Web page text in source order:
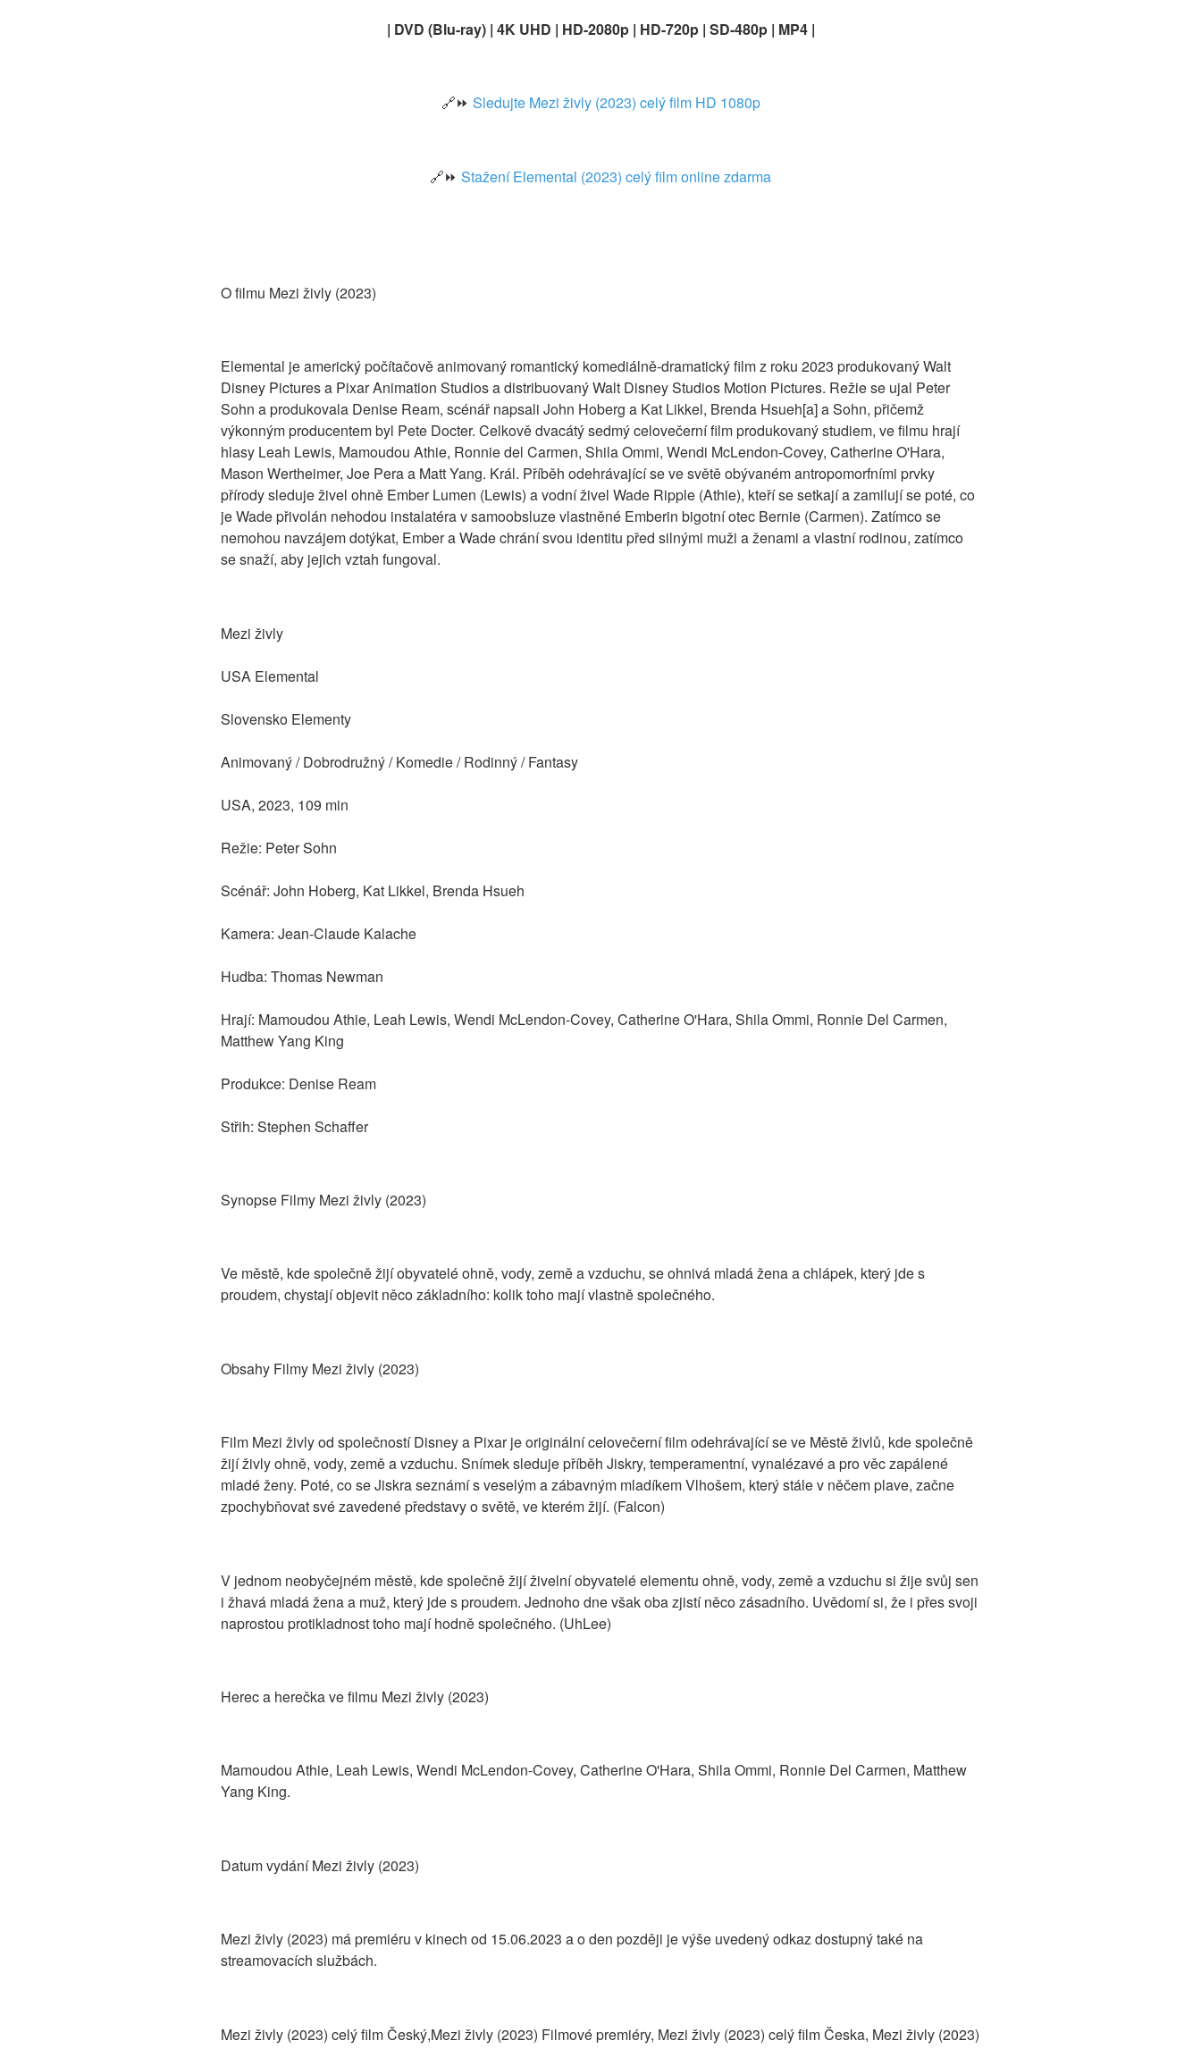
| DVD (Blu-ray) | 4K UHD | HD-2080p | HD-720p | SD-480p | MP4 |
🔗⏩ Sledujte Mezi živly (2023) celý film HD 1080p
🔗⏩ Stažení Elemental (2023) celý film online zdarma
O filmu Mezi živly (2023)
Elemental je americký počítačově animovaný romantický komediálně-dramatický film z roku 2023 produkovaný Walt
Disney Pictures a Pixar Animation Studios a distribuovaný Walt Disney Studios Motion Pictures. Režie se ujal Peter
Sohn a produkovala Denise Ream, scénář napsali John Hoberg a Kat Likkel, Brenda Hsueh[a] a Sohn, přičemž
výkonným producentem byl Pete Docter. Celkově dvacátý sedmý celovečerní film produkovaný studiem, ve filmu hrají
hlasy Leah Lewis, Mamoudou Athie, Ronnie del Carmen, Shila Ommi, Wendi McLendon-Covey, Catherine O'Hara,
Mason Wertheimer, Joe Pera a Matt Yang. Král. Příběh odehrávající se ve světě obývaném antropomorfními prvky
přírody sleduje živel ohně Ember Lumen (Lewis) a vodní živel Wade Ripple (Athie), kteří se setkají a zamilují se poté, co
je Wade přivolán nehodou instalatéra v samoobsluze vlastněné Emberin bigotní otec Bernie (Carmen). Zatímco se
nemohou navzájem dotýkat, Ember a Wade chrání svou identitu před silnými muži a ženami a vlastní rodinou, zatímco
se snaží, aby jejich vztah fungoval.
Mezi živly
USA Elemental
Slovensko Elementy
Animovaný / Dobrodružný / Komedie / Rodinný / Fantasy
USA, 2023, 109 min
Režie: Peter Sohn
Scénář: John Hoberg, Kat Likkel, Brenda Hsueh
Kamera: Jean-Claude Kalache
Hudba: Thomas Newman
Hrají: Mamoudou Athie, Leah Lewis, Wendi McLendon-Covey, Catherine O'Hara, Shila Ommi, Ronnie Del Carmen,
Matthew Yang King
Produkce: Denise Ream
Střih: Stephen Schaffer
Synopse Filmy Mezi živly (2023)
Ve městě, kde společně žijí obyvatelé ohně, vody, země a vzduchu, se ohnivá mladá žena a chlápek, který jde s
proudem, chystají objevit něco základního: kolik toho mají vlastně společného.
Obsahy Filmy Mezi živly (2023)
Film Mezi živly od společností Disney a Pixar je originální celovečerní film odehrávající se ve Městě živlů, kde společně
žijí živly ohně, vody, země a vzduchu. Snímek sleduje příběh Jiskry, temperamentní, vynalézavé a pro věc zapálené
mladé ženy. Poté, co se Jiskra seznámí s veselým a zábavným mladíkem Vlhošem, který stále v něčem plave, začne
zpochybňovat své zavedené představy o světě, ve kterém žijí. (Falcon)
V jednom neobyčejném městě, kde společně žijí živelní obyvatelé elementu ohně, vody, země a vzduchu si žije svůj sen
i žhavá mladá žena a muž, který jde s proudem. Jednoho dne však oba zjistí něco zásadního. Uvědomí si, že i přes svoji
naprostou protikladnost toho mají hodně společného. (UhLee)
Herec a herečka ve filmu Mezi živly (2023)
Mamoudou Athie, Leah Lewis, Wendi McLendon-Covey, Catherine O'Hara, Shila Ommi, Ronnie Del Carmen, Matthew
Yang King.
Datum vydání Mezi živly (2023)
Mezi živly (2023) má premiéru v kinech od 15.06.2023 a o den později je výše uvedený odkaz dostupný také na
streamovacích službách.
Mezi živly (2023) celý film Český,Mezi živly (2023) Filmové premiéry, Mezi živly (2023) celý film Česka, Mezi živly (2023)